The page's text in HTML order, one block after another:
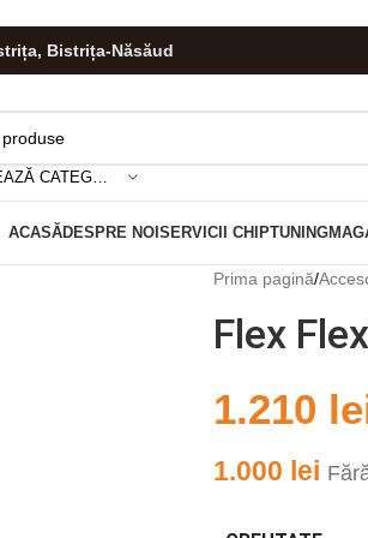
Bistrița-Năsăud
SELECTEAZĂ CATEGORIA
ACASĂDESPRE NOI SERVICII CHIPTUNING
Prima pagină/
Flex
1.210
1.000 lei